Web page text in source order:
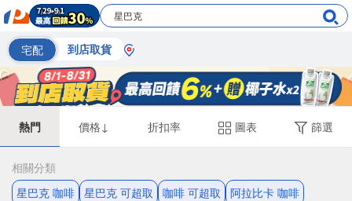
宅配 到店取貨
熱門 價格↓ 折扣率 圖表 篩選
相關分類
星巴克 咖啡 星巴克 可超取 咖啡 可超取
阿拉比卡 咖啡